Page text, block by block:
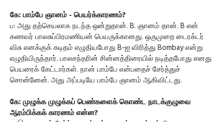
கே: பாம்பே ஞானம் - பெயர்க்காரணம்?
ப: அது தற்செயலாக நடந்த ஒன்றுதான். B. ஞானம் தான். B என்
கணவர் பாலசுப்பிரமணியன் பெயருக்கானது. ஒருமுறை டைரக்டர்
விசு எனக்குக் கடிதம் எழுதியபோது B-ஐ விரித்து Bombay என்று
எழுதியிருந்தார். பாலசந்தரின் சின்னத்திரையில் நடித்தபோது எனது
பெயரைக் கேட்டார்கள். நான் பாம்பே என்பதைச் சேர்த்துச்
சொன்னேன். அது அப்படியே பாம்பே ஞானம் ஆகிவிட்டது.
கே: முழுக்க முழுக்கப் பெண்களைக் கொண்ட நாடக்குழுவை
ஆரம்பிக்கக் காரணம் என்ன?